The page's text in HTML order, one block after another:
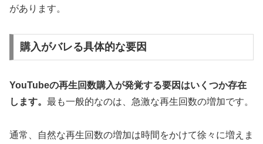
があります。
購入がバレる具体的な要因
YouTubeの再生回数購入が発覚する要因はいくつか存在
します。 最も一般的なのは、急激な再生回数の増加です。
通常、自然な再生回数の増加は時間をかけて徐々に増えま